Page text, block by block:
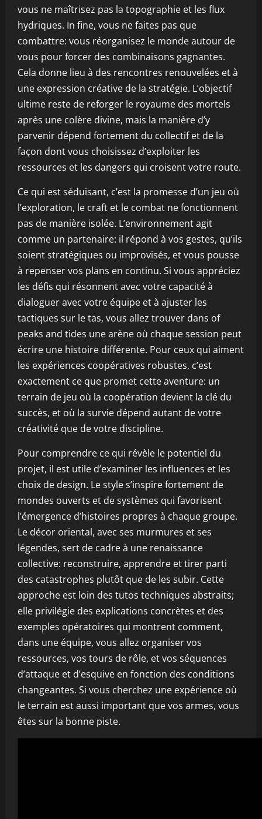
vous ne maîtrisez pas la topographie et les flux
hydriques. In fine, vous ne faites pas que
combattre: vous réorganisez le monde autour de
vous pour forcer des combinaisons gagnantes.
Cela donne lieu à des rencontres renouvelées et à
une expression créative de la stratégie. L’objectif
ultime reste de reforger le royaume des mortels
après une colère divine, mais la manière d’y
parvenir dépend fortement du collectif et de la
façon dont vous choisissez d’exploiter les
ressources et les dangers qui croisent votre route.
Ce qui est séduisant, c’est la promesse d’un jeu où
l’exploration, le craft et le combat ne fonctionnent
pas de manière isolée. L’environnement agit
comme un partenaire: il répond à vos gestes, qu’ils
soient stratégiques ou improvisés, et vous pousse
à repenser vos plans en continu. Si vous appréciez
les défis qui résonnent avec votre capacité à
dialoguer avec votre équipe et à ajuster les
tactiques sur le tas, vous allez trouver dans of
peaks and tides une arène où chaque session peut
écrire une histoire différente. Pour ceux qui aiment
les expériences coopératives robustes, c’est
exactement ce que promet cette aventure: un
terrain de jeu où la coopération devient la clé du
succès, et où la survie dépend autant de votre
créativité que de votre discipline.
Pour comprendre ce qui révèle le potentiel du
projet, il est utile d’examiner les influences et les
choix de design. Le style s’inspire fortement de
mondes ouverts et de systèmes qui favorisent
l’émergence d’histoires propres à chaque groupe.
Le décor oriental, avec ses murmures et ses
légendes, sert de cadre à une renaissance
collective: reconstruire, apprendre et tirer parti
des catastrophes plutôt que de les subir. Cette
approche est loin des tutos techniques abstraits;
elle privilégie des explications concrètes et des
exemples opératoires qui montrent comment,
dans une équipe, vous allez organiser vos
ressources, vos tours de rôle, et vos séquences
d’attaque et d’esquive en fonction des conditions
changeantes. Si vous cherchez une expérience où
le terrain est aussi important que vos armes, vous
êtes sur la bonne piste.